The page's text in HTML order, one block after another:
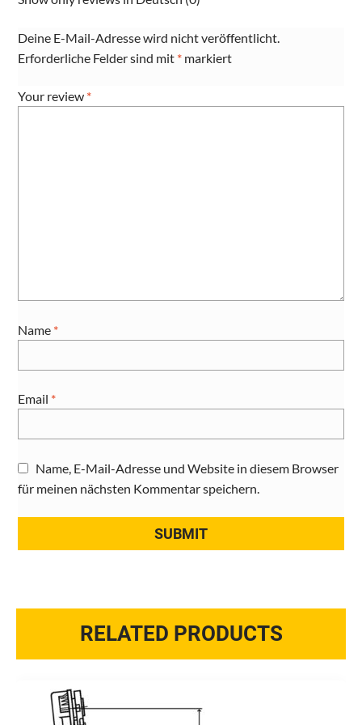
Deine E-Mail-Adresse wird nicht veröffentlicht.
Erforderliche Felder sind mit * markiert
Your review *
Name *
Email *
Name, E-Mail-Adresse und Website in diesem Browser
für meinen nächsten Kommentar speichern.
RELATED PRODUCTS